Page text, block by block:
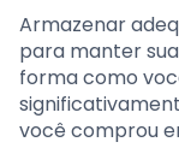
Armazenar
para manter
forma como
você comprou